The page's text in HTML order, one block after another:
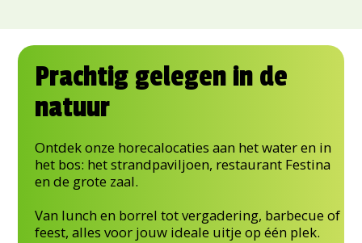
Prachtig gelegen in de
natuur
Ontdek onze horecalocaties aan het water en in
het bos: het strandpaviljoen, restaurant Festina
en de grote zaal.
Van lunch en borrel tot vergadering, barbecue of
feest, alles voor jouw ideale uitje op één plek.